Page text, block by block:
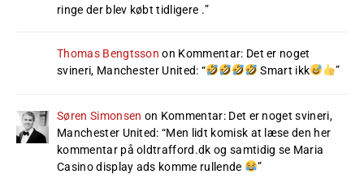
ringe der blev købt tidligere .”
Thomas Bengtsson on Kommentar: Det er noget
svineri, Manchester United: “ Smart ikk ”
Søren Simonsen on Kommentar: Det er noget svineri,
Manchester United: “Men lidt komisk at læse den her
kommentar på oldtrafford.dk og samtidig se Maria
Casino display ads komme rullende
”